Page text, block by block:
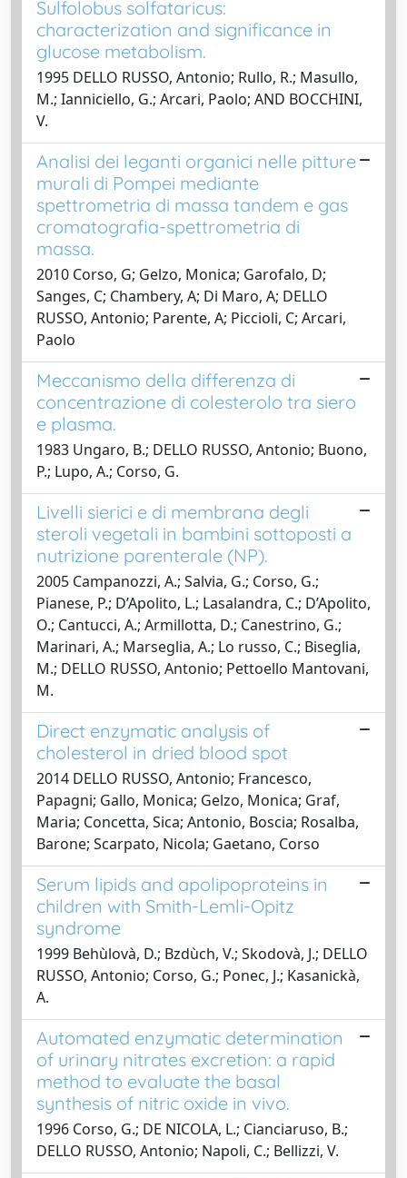
Sulfolobus solfataricus:
characterization and significance in
glucose metabolism.
1995 DELLO RUSSO, Antonio; Rullo, R.; Masullo,
M.; Ianniciello, G.; Arcari, Paolo; AND BOCCHINI,
V.
Analisi dei leganti organici nelle pitture
murali di Pompei mediante
spettrometria di massa tandem e gas
cromatografia-spettrometria di
massa.
2010 Corso, G; Gelzo, Monica; Garofalo, D;
Sanges, C; Chambery, A; Di Maro, A; DELLO
RUSSO, Antonio; Parente, A; Piccioli, C; Arcari,
Paolo
Meccanismo della differenza di
concentrazione di colesterolo tra siero
e plasma.
1983 Ungaro, B.; DELLO RUSSO, Antonio; Buono,
P.; Lupo, A.; Corso, G.
Livelli sierici e di membrana degli
steroli vegetali in bambini sottoposti a
nutrizione parenterale (NP).
2005 Campanozzi, A.; Salvia, G.; Corso, G.;
Pianese, P.; D’Apolito, L.; Lasalandra, C.; D’Apolito,
O.; Cantucci, A.; Armillotta, D.; Canestrino, G.;
Marinari, A.; Marseglia, A.; Lo russo, C.; Biseglia,
M.; DELLO RUSSO, Antonio; Pettoello Mantovani,
M.
Direct enzymatic analysis of
cholesterol in dried blood spot
2014 DELLO RUSSO, Antonio; Francesco,
Papagni; Gallo, Monica; Gelzo, Monica; Graf,
Maria; Concetta, Sica; Antonio, Boscia; Rosalba,
Barone; Scarpato, Nicola; Gaetano, Corso
Serum lipids and apolipoproteins in
children with Smith-Lemli-Opitz
syndrome
1999 Behùlovà, D.; Bzdùch, V.; Skodovà, J.; DELLO
RUSSO, Antonio; Corso, G.; Ponec, J.; Kasanickà,
A.
Automated enzymatic determination
of urinary nitrates excretion: a rapid
method to evaluate the basal
synthesis of nitric oxide in vivo.
1996 Corso, G.; DE NICOLA, L.; Cianciaruso, B.;
DELLO RUSSO, Antonio; Napoli, C.; Bellizzi, V.